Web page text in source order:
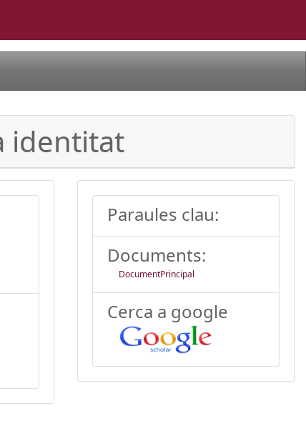
identitat
Paraules clau:
Documents:
DocumentPrincipal
Cerca a google